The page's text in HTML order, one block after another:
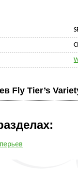
Fly Tier’s